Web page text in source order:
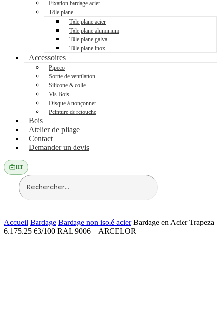
Fixation bardage acier
Tôle plane
Tôle plane acier
Tôle plane aluminium
Tôle plane galva
Tôle plane inox
Accessoires
Pipeco
Sortie de ventilation
Silicone & colle
Vis Bois
Disque à tronçonner
Peinture de retouche
Bois
Atelier de pliage
Contact
Demander un devis
HT
Accueil Bardage Bardage non isolé acier Bardage en Acier Trapeza
6.175.25 63/100 RAL 9006 – ARCELOR